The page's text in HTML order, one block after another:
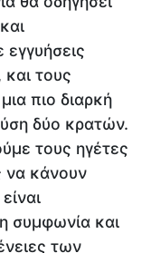
και τους
πιο διαρκή
δύο κρατών.
τους ηγέτες
να κάνουν
η συμφωνία και
των